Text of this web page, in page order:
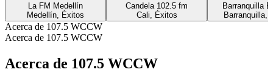
La FM Medellín
Medellín, Éxitos
Candela 102.5 fm
Cali, Éxitos
Barranquilla
Barranquilla,
Acerca de 107.5 WCCW
Acerca de 107.5 WCCW
Acerca de 107.5 WCCW